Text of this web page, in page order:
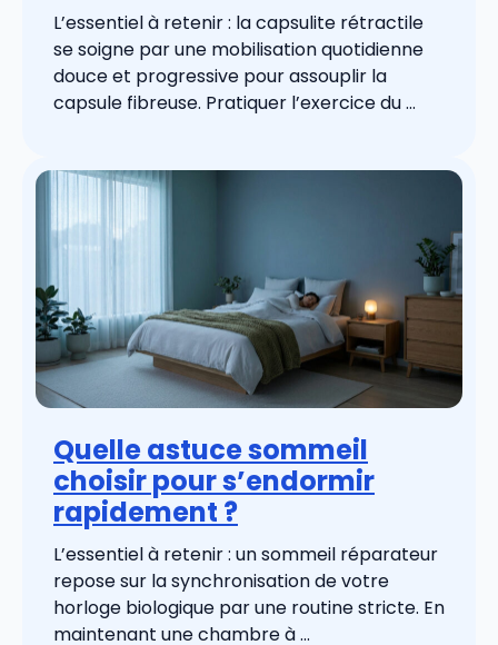
L’essentiel à retenir : la capsulite rétractile
se soigne par une mobilisation quotidienne
douce et progressive pour assouplir la
capsule fibreuse. Pratiquer l’exercice du ...
Quelle astuce sommeil
choisir pour s’endormir
rapidement ?
L’essentiel à retenir : un sommeil réparateur
repose sur la synchronisation de votre
horloge biologique par une routine stricte. En
maintenant une chambre à ...